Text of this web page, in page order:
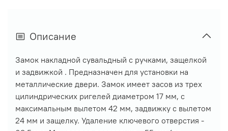
Описание
Замок накладной сувальдный с ручками, защелкой
и задвижкой . Предназначен для установки на
металлические двери. Замок имеет засов из трех
цилиндрических ригелей диаметром 17 мм, с
максимальным вылетом 42 мм, задвижку с вылетом
24 мм и защелку. Удаление ключевого отверстия -